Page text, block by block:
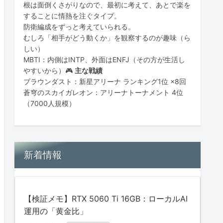
根は面倒くさがりなので、最初に考えて、あとで楽を
することに情熱を注ぐタイプ。
防衛編成をずっと考えていられる。
むしろ「相手がどう動くか」を観察するのが趣味（ら
しい）
MBTI：内側はINTP、外面はENFJ（その方が生活し
やすいから）🎮 主な戦績
ブラウンダスト：新星アリーナ ランキング1位 ×8回
蒼穹のスカイガレオン：アリーナトーナメント 4位
（7000人規模）
新着情報
【検証メモ】RTX 5060 Ti 16GB：ローカルAI
運用の「黄金比」